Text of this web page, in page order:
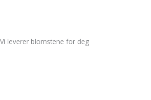
Vi leverer blomstene for deg